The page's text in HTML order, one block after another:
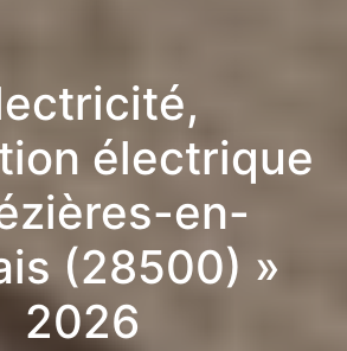
électrique
en-
(28500) »
2026